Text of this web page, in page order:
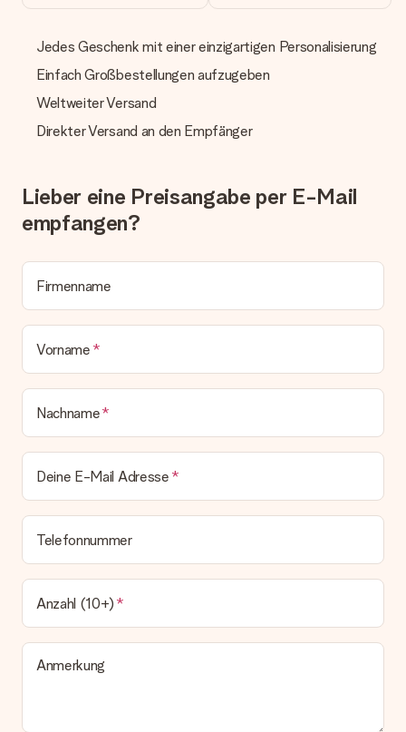
manuellen Überweisung verlängert sich die Lieferzeit des
Geschenk empfangen
Was, wenn das Geschenk meine Erwartungen nicht
erfüllt?
Sollte das Geschenk wider Erwarten deine Erwartungen nicht
Wird die Rechnung mit der Bestellung mitverschickt?
Alle Lieferungen erfolgen ohne Rechnung und/oder
zeitgleich mit der Bestätigungsmail und kannst sie jederzeit in
deinem MySurprise Account einsehen. Du kannst das
Jedes Geschenk mit einer einzigartigen Personalisierung
Einfach Großbestellungen aufzugeben
Weltweiter Versand
Direkter Versand an den Empfänger
Lieber eine Preisangabe per E-Mail
empfangen?
Firmenname
Vorname
Nachname
Deine E-Mail Adresse
Telefonnummer
Anzahl (10+)
Anmerkung